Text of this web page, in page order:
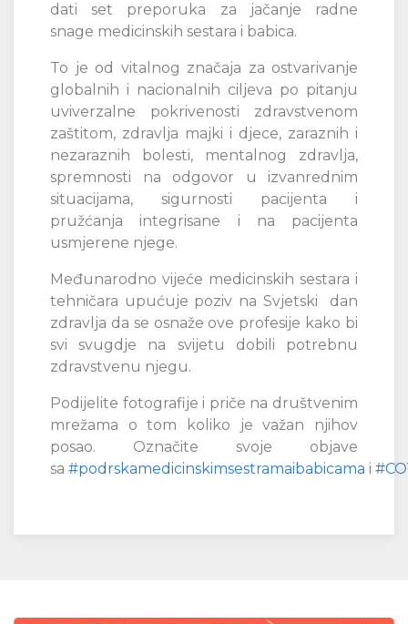
dati set preporuka za jačanje radne
snage medicinskih sestara i babica.
To je od vitalnog značaja za ostvarivanje
globalnih i nacionalnih ciljeva po pitanju
uviverzalne pokrivenosti zdravstvenom
zaštitom, zdravlja majki i djece, zaraznih i
nezaraznih bolesti, mentalnog zdravlja,
spremnosti na odgovor u izvanrednim
situacijama, sigurnosti pacijenta i
pružćanja integrisane i na pacijenta
usmjerene njege.
Međunarodno vijeće medicinskih sestara i
tehničara upućuje poziv na Svjetski dan
zdravlja da se osnaže ove profesije kako bi
svi svugdje na svijetu dobili potrebnu
zdravstvenu njegu.
Podijelite fotografije i priče na društvenim
mrežama o tom koliko je važan njihov
posao. Označite svoje objave
sa #podrskamedicinskimsestramaibabicama i